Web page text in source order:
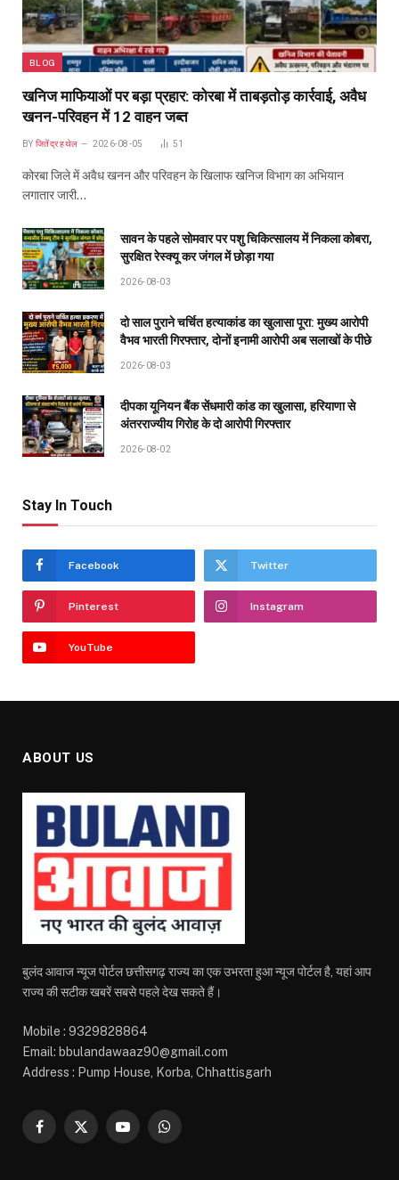
BLOG
खनिज माफियाओं पर बड़ा प्रहार: कोरबा में ताबड़तोड़ कार्रवाई, अवैध
खनन-परिवहन में 12 वाहन जब्त
BY जितेंद्र हथेल 2026-08-05 51
कोरबा जिले में अवैध खनन और परिवहन के खिलाफ खनिज विभाग का अभियान
लगातार जारी…
सावन के पहले सोमवार पर पशु चिकित्सालय में निकला कोबरा,
सुरक्षित रेस्क्यू कर जंगल में छोड़ा गया
2026-08-03
दो साल पुराने चर्चित हत्याकांड का खुलासा पूरा: मुख्य आरोपी
वैभव भारती गिरफ्तार, दोनों इनामी आरोपी अब सलाखों के पीछे
2026-08-03
दीपका यूनियन बैंक सेंधमारी कांड का खुलासा, हरियाणा से
अंतरराज्यीय गिरोह के दो आरोपी गिरफ्तार
2026-08-02
Stay In Touch
Facebook Twitter
Pinterest Instagram
YouTube
ABOUT US
बुलंद आवाज न्यूज पोर्टल छत्तीसगढ़ राज्य का एक उभरता हुआ न्यूज पोर्टल है, यहां आप
राज्य की सटीक खबरें सबसे पहले देख सकते हैं।
Mobile : 9329828864
Email: bbulandawaaz90@gmail.com
Address : Pump House, Korba, Chhattisgarh
Facebook
X
YouTubeWhatsApp